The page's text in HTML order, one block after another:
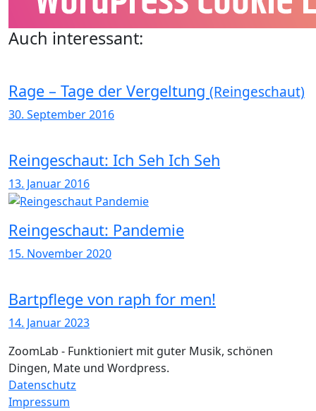
Auch interessant:
Rage – Tage der Vergeltung (Reingeschaut)
30. September 2016
Reingeschaut: Ich Seh Ich Seh
13. Januar 2016
Reingeschaut: Pandemie
15. November 2020
Bartpflege von raph for men!
14. Januar 2023
ZoomLab - Funktioniert mit guter Musik, schönen
Dingen, Mate und Wordpress.
Datenschutz
Impressum